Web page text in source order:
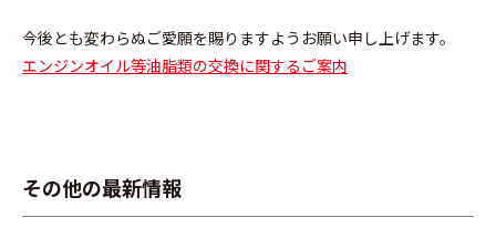
今後とも変わらぬご愛願を賜りますようお願い申し上げます。
エンジンオイル等油脂類の交換に関するご案内
その他の最新情報